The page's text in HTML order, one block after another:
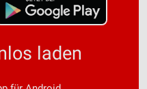
laden